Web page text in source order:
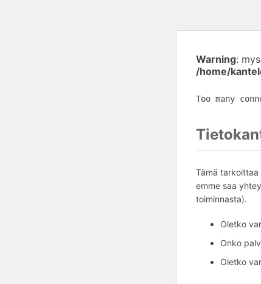
Warning:
/home/
Too many
Tämä
emme saa
toiminnasta).
Oletko
Onko
Oletko